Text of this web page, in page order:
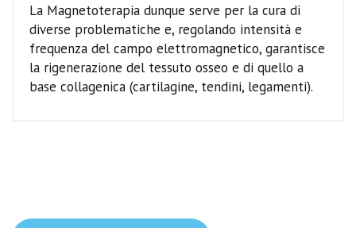
La Magnetoterapia dunque serve per la cura di
diverse problematiche e, regolando intensità e
frequenza del campo elettromagnetico, garantisce
la rigenerazione del tessuto osseo e di quello a
base collagenica (cartilagine, tendini, legamenti).